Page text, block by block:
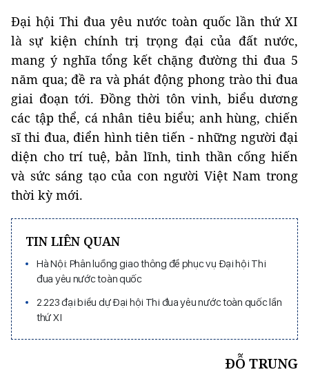
Đại hội Thi đua yêu nước toàn quốc lần thứ XI
là sự kiện chính trị trọng đại của đất nước,
mang ý nghĩa tổng kết chặng đường thi đua 5
năm qua; đề ra và phát động phong trào thi đua
giai đoạn tới. Đồng thời tôn vinh, biểu dương
các tập thể, cá nhân tiêu biểu; anh hùng, chiến
sĩ thi đua, điển hình tiên tiến - những người đại
diện cho trí tuệ, bản lĩnh, tinh thần cống hiến
và sức sáng tạo của con người Việt Nam trong
thời kỳ mới.
TIN LIÊN QUAN
Hà Nội: Phân luồng giao thông để phục vụ Đại hội Thi
đua yêu nước toàn quốc
2.223 đại biểu dự Đại hội Thi đua yêu nước toàn quốc lần
thứ XI
ĐỖ TRUNG